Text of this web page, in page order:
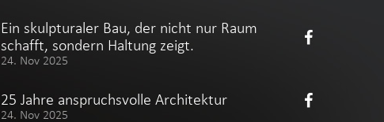
Ein skulpturaler Bau, der nicht nur Raum
schafft, sondern Haltung zeigt.
24. Nov 2025
25 Jahre anspruchsvolle Architektur
24. Nov 2025